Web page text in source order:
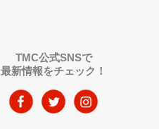
TMC公式SNSで
最新情報をチェック！